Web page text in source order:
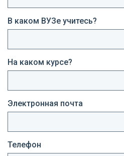
В каком ВУЗе учитесь?
На каком курсе?
Электронная почта
Телефон